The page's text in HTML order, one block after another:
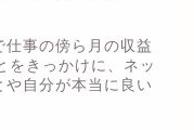
事の傍ら月の収益
をきっかけに、ネッ
や自分が本当に良い